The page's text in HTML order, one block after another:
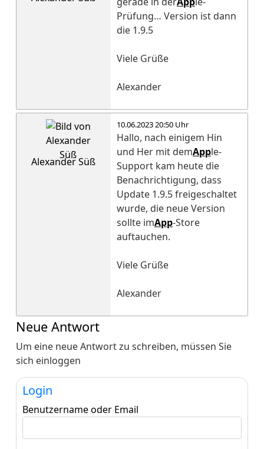
Prüfung… Version ist dann
die 1.9.5
Viele Grüße
Alexander
Alexander Süß
10.06.2023 20:50 Uhr
Hallo, nach einigem Hin
und Her mit demApple-
Support kam heute die
Benachrichtigung, dass
Update 1.9.5 freigeschaltet
wurde, die neue Version
sollte imApp-Store
auftauchen.
Viele Grüße
Alexander
Neue Antwort
Um eine neue Antwort zu schreiben, müssen Sie
sich einloggen
Login
Benutzername oder Email